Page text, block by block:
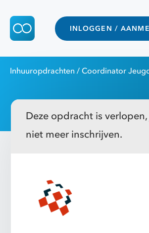
INLOGGEN /
Inhuuropdrachten / Coordinator
Deze opdracht is
niet meer inschrijven.